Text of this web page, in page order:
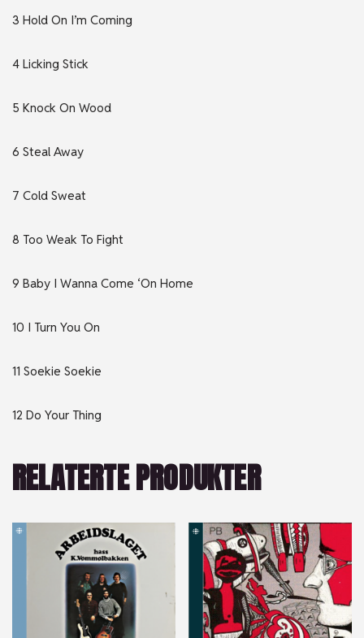
3 Hold On I’m Coming
4 Licking Stick
5 Knock On Wood
6 Steal Away
7 Cold Sweat
8 Too Weak To Fight
9 Baby I Wanna Come ‘On Home
10 I Turn You On
11 Soekie Soekie
12 Do Your Thing
RELATERTE PRODUKTER